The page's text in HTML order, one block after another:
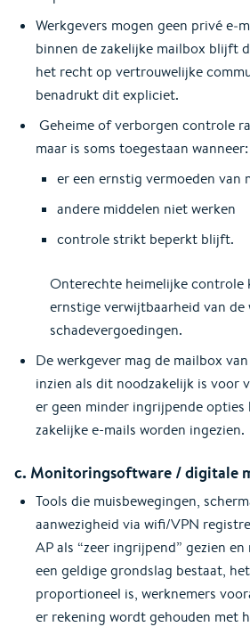
Werkgevers mogen geen privé
binnen de zakelijke mailbox blijft
het recht op vertrouwelijke
benadrukt dit expliciet.
Geheime of verborgen controle
maar is soms toegestaan wanneer:
er een ernstig vermoeden van
andere middelen niet werken
controle strikt beperkt blijft.
Onterechte heimelijke controle
ernstige verwijtbaarheid van de
schadevergoedingen.
De werkgever mag de mailbox
inzien als dit noodzakelijk is voor
er geen minder ingrijpende opties
zakelijke e-mails worden ingezien.
c. Monitoringsoftware / digitale
Tools die muisbewegingen,
aanwezigheid via wifi/VPN
AP als “zeer ingrijpend” gezien
een geldige grondslag bestaat,
proportioneel is, werknemers
er rekening wordt gehouden met